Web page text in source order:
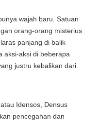
wajah baru. Satuan
orang-orang misterius
panjang di balik
aksi-aksi di beberapa
justru kebalikan dari
Idensos, Densus
pencegahan dan